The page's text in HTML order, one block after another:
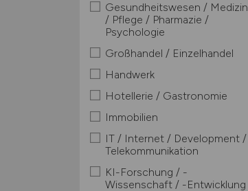
Gesundheitswesen / Medizin
/ Pflege / Pharmazie /
Psychologie
Großhandel / Einzelhandel
Handwerk
Hotellerie / Gastronomie
Immobilien
IT / Internet / Development /
Telekommunikation
KI-Forschung / -
Wissenschaft / -Entwicklung